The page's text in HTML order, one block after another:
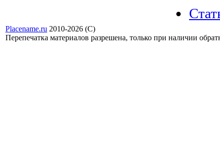
Placename.ru 2010-2026 (С)
Перепечатка материалов разрешена, только при наличии